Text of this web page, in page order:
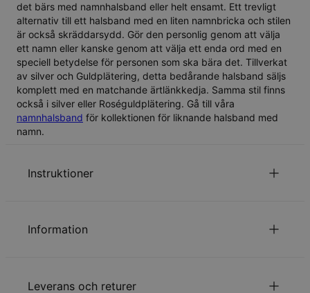
det bärs med namnhalsband eller helt ensamt. Ett trevligt
alternativ till ett halsband med en liten namnbricka och stilen
är också skräddarsydd. Gör den personlig genom att välja
ett namn eller kanske genom att välja ett enda ord med en
speciell betydelse för personen som ska bära det. Tillverkat
av silver och Guldplätering, detta bedårande halsband säljs
komplett med en matchande ärtlänkkedja. Samma stil finns
också i silver eller Roséguldplätering. Gå till våra
namnhalsband för kollektionen för liknande halsband med
namn.
Instruktioner
Klicka här
och stilen.
Information
Kedjetyp
Ankarkedja
Leverans och returer